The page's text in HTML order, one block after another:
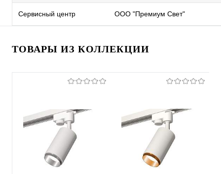
Сервисный центр ООО "Премиум Свет"
ТОВАРЫ ИЗ КОЛЛЕКЦИИ